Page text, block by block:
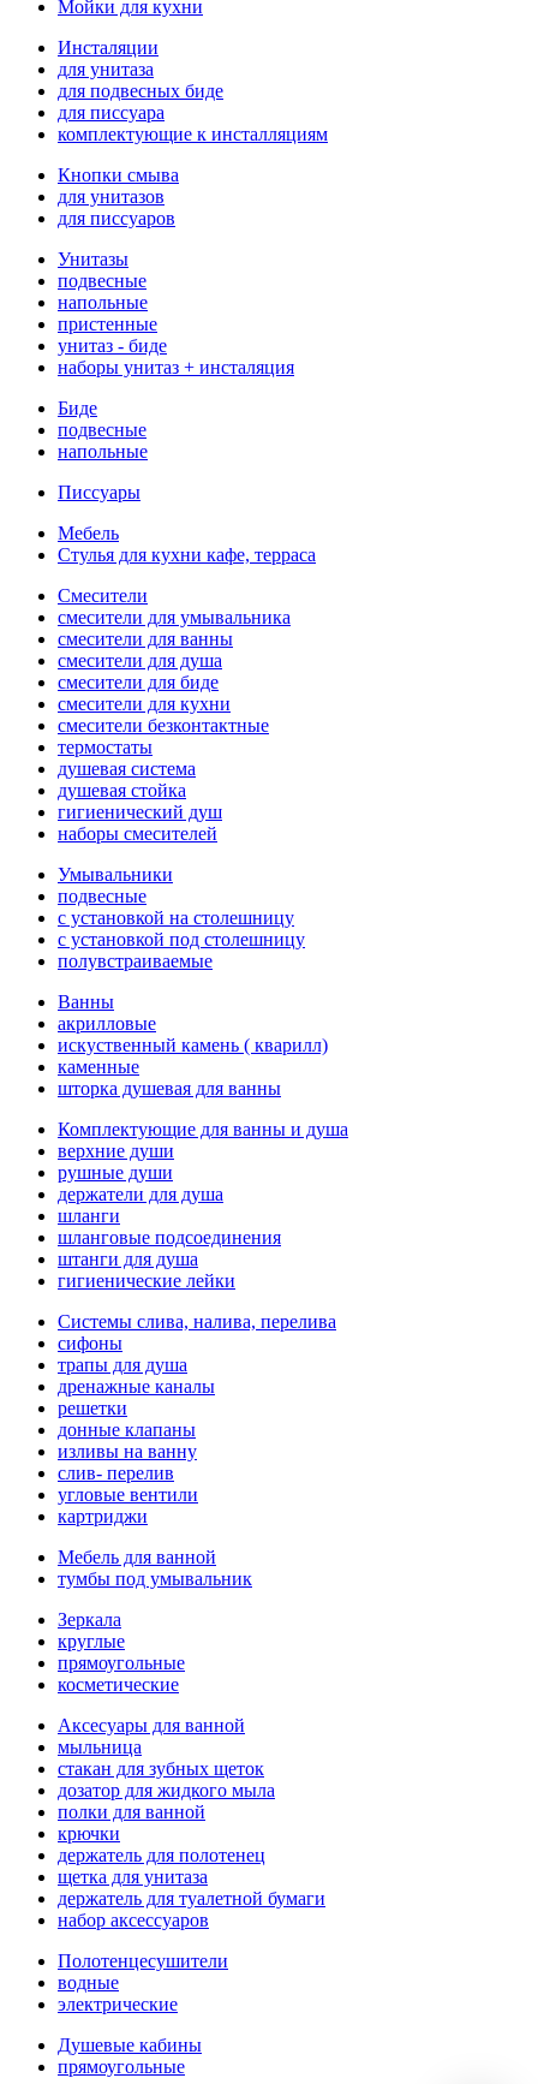
Мойки для кухни
Инсталяции
для унитаза
для подвесных биде
для писсуара
комплектующие к инсталляциям
Кнопки смыва
для унитазов
для писсуаров
Унитазы
подвесные
напольные
пристенные
унитаз - биде
наборы унитаз + инсталяция
Биде
подвесные
напольные
Писсуары
Мебель
Стулья для кухни кафе, терраса
Смесители
смесители для умывальника
смесители для ванны
смесители для душа
смесители для биде
смесители для кухни
смесители безконтактные
термостаты
душевая система
душевая стойка
гигиенический душ
наборы смесителей
Умывальники
подвесные
с установкой на столешницу
с установкой под столешницу
полувстраиваемые
Ванны
акрилловые
искуственный камень ( кварилл)
каменные
шторка душевая для ванны
Комплектующие для ванны и душа
верхние души
рушные души
держатели для душа
шланги
шланговые подсоединения
штанги для душа
гигиенические лейки
Системы слива, налива, перелива
cифоны
трапы для душа
дренажные каналы
решетки
донные клапаны
изливы на ванну
слив- перелив
угловые вентили
картриджи
Мебель для ванной
тумбы под умывальник
Зеркала
круглые
прямоугольные
косметические
Аксесуары для ванной
мыльница
стакан для зубных щеток
дозатор для жидкого мыла
полки для ванной
крючки
держатель для полотенец
щетка для унитаза
держатель для туалетной бумаги
набор аксессуаров
Полотенцесушители
водные
электрические
Душевые кабины
прямоугольные